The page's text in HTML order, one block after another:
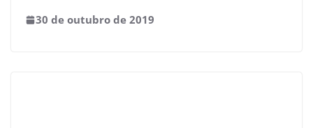
30 de outubro de 2019